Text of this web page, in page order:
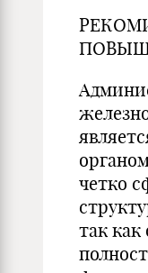
четко
так как